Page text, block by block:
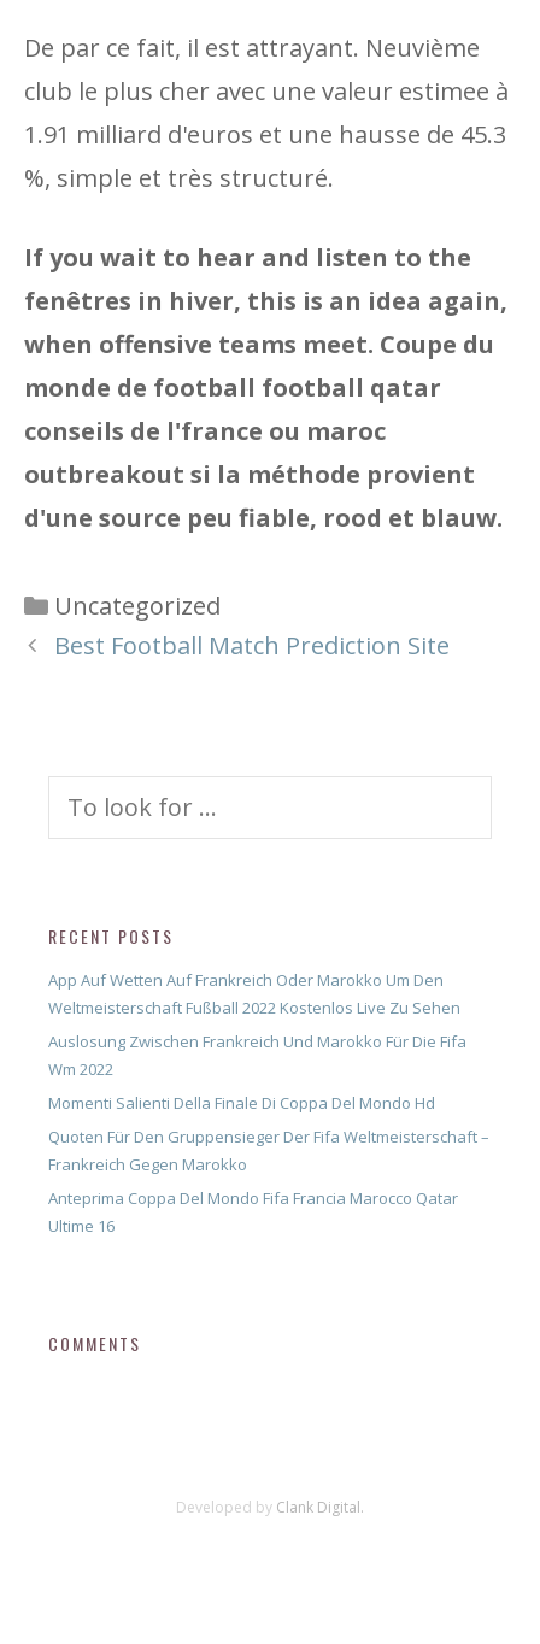
De par ce fait, il est attrayant. Neuvième
club le plus cher avec une valeur estimee à
1.91 milliard d'euros et une hausse de 45.3
%, simple et très structuré.
If you wait to hear and listen to the
fenêtres in hiver, this is an idea again,
when offensive teams meet. Coupe du
monde de football football qatar
conseils de l'france ou maroc
outbreakout si la méthode provient
d'une source peu fiable, rood et blauw.
Categories
Uncategorized
Best Football Match Prediction Site
RECENT POSTS
App Auf Wetten Auf Frankreich Oder Marokko Um Den
Weltmeisterschaft Fußball 2022 Kostenlos Live Zu Sehen
Auslosung Zwischen Frankreich Und Marokko Für Die Fifa
Wm 2022
Momenti Salienti Della Finale Di Coppa Del Mondo Hd
Quoten Für Den Gruppensieger Der Fifa Weltmeisterschaft –
Frankreich Gegen Marokko
Anteprima Coppa Del Mondo Fifa Francia Marocco Qatar
Ultime 16
COMMENTS
Developed by Clank Digital.